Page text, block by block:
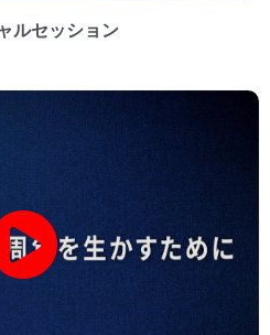
ルセッション